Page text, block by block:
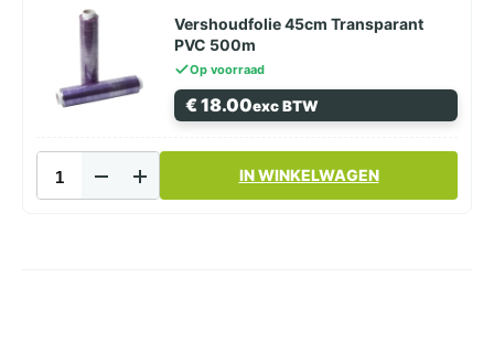
aantal
Vershoudfolie 45cm Transparant
PVC 500m
Op voorraad
€18.00exc BTW
45cm
Transparant
IN WINKELWAGEN